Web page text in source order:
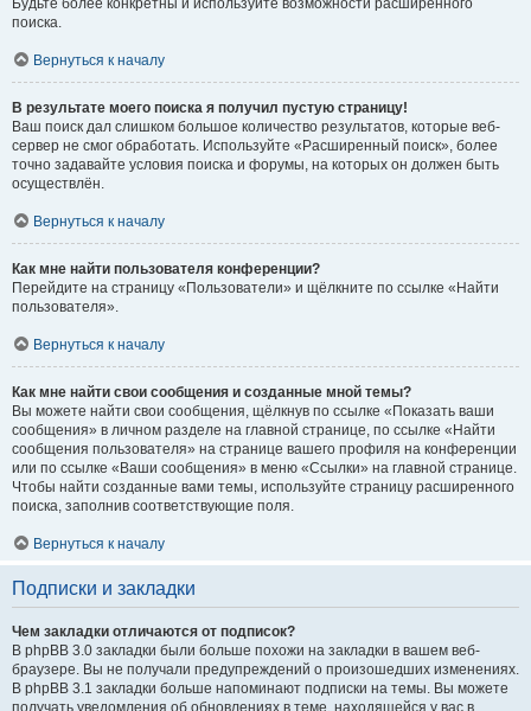
Будьте более конкретны и используйте возможности расширенного
поиска.
Вернуться к началу
В результате моего поиска я получил пустую страницу!
Ваш поиск дал слишком большое количество результатов, которые веб-
сервер не смог обработать. Используйте «Расширенный поиск», более
точно задавайте условия поиска и форумы, на которых он должен быть
осуществлён.
Вернуться к началу
Как мне найти пользователя конференции?
Перейдите на страницу «Пользователи» и щёлкните по ссылке «Найти
пользователя».
Вернуться к началу
Как мне найти свои сообщения и созданные мной темы?
Вы можете найти свои сообщения, щёлкнув по ссылке «Показать ваши
сообщения» в личном разделе на главной странице, по ссылке «Найти
сообщения пользователя» на странице вашего профиля на конференции
или по ссылке «Ваши сообщения» в меню «Ссылки» на главной странице.
Чтобы найти созданные вами темы, используйте страницу расширенного
поиска, заполнив соответствующие поля.
Вернуться к началу
Подписки и закладки
Чем закладки отличаются от подписок?
В phpBB 3.0 закладки были больше похожи на закладки в вашем веб-
браузере. Вы не получали предупреждений о произошедших изменениях.
В phpBB 3.1 закладки больше напоминают подписки на темы. Вы можете
получать уведомления об обновлениях в теме, находящейся у вас в